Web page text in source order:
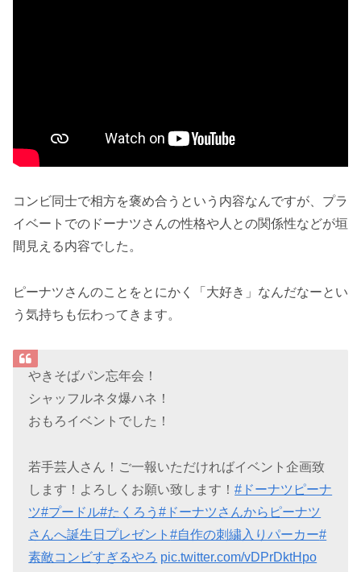
コンビ同士で相方を褒め合うという内容なんですが、プラ
イベートでのドーナツさんの性格や人との関係性などが垣
間見える内容でした。
ピーナツさんのことをとにかく「大好き」なんだなーとい
う気持ちも伝わってきます。
やきそばパン忘年会！
シャッフルネタ爆ハネ！
おもろイベントでした！
若手芸人さん！ご一報いただければイベント企画致
します！よろしくお願い致します！#ドーナツピーナ
ツ#プードル#たくろう#ドーナツさんからピーナツ
さんへ誕生日プレゼント#自作の刺繍入りパーカー#
素敵コンビすぎるやろ pic.twitter.com/vDPrDktHpo